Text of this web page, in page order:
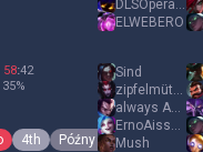
DLSOperator
ELWEBERO
58:42
35%
4th Późny rozkwit
Sind
zipfelmütze
always ADC diff
ErnoAisselles
Mush